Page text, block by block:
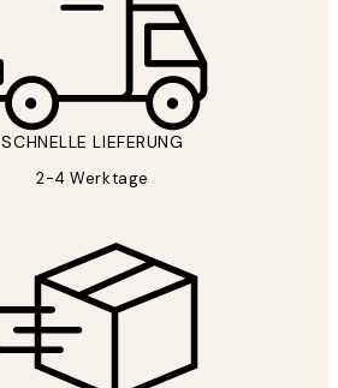
SCHNELLE LIEFERUNG
2-4 Werktage